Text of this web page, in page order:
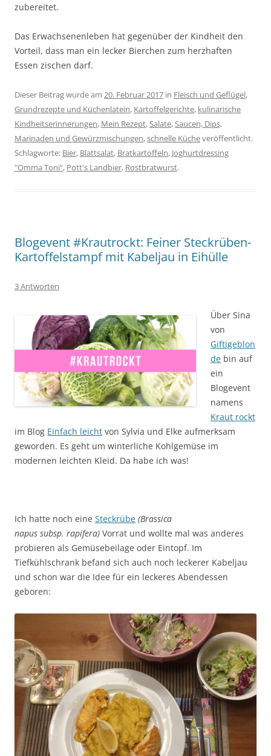
zubereitet.
Das Erwachsenenleben hat gegenüber der Kindheit den
Vorteil, dass man ein lecker Bierchen zum herzhaften
Essen zischen darf.
Dieser Beitrag wurde am 20. Februar 2017 in Fleisch und Geflügel,
Grundrezepte und Küchenlatein, Kartoffelgerichte, kulinarische
Kindheitserinnerungen, Mein Rezept,Salate,Saucen, Dips,
Marinaden und Gewürzmischungen,schnelle Kücheveröffentlicht.
Schlagworte: Bier, Blattsalat, Bratkartoffeln, Joghurtdressing
"Omma Toni", Pott's Landbier, Rostbratwurst.
Blogevent #Krautrockt: Feiner Steckrüben-
Kartoffelstampf mit Kabeljau in Eihülle
3 Antworten
Über Sina
von
Giftigeblon
de bin auf
ein
Blogevent
namens
Kraut rockt
im Blog Einfach leicht von Sylvia und Elke aufmerksam
geworden. Es geht um winterliche Kohlgemüse im
modernen leichten Kleid. Da habe ich was!
Ich hatte noch eine Steckrübe (Brassica
napus subsp. rapifera) Vorrat und wollte mal was anderes
probieren als Gemüsebeilage oder Eintopf. Im
Tiefkühlschrank befand sich auch noch leckerer Kabeljau
und schon war die Idee für ein leckeres Abendessen
geboren: